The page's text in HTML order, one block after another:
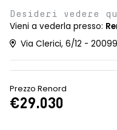
Desideri vedere
Vieni a vederla presso:
Via Clerici, 6/12 -
Prezzo Renord
€29.030